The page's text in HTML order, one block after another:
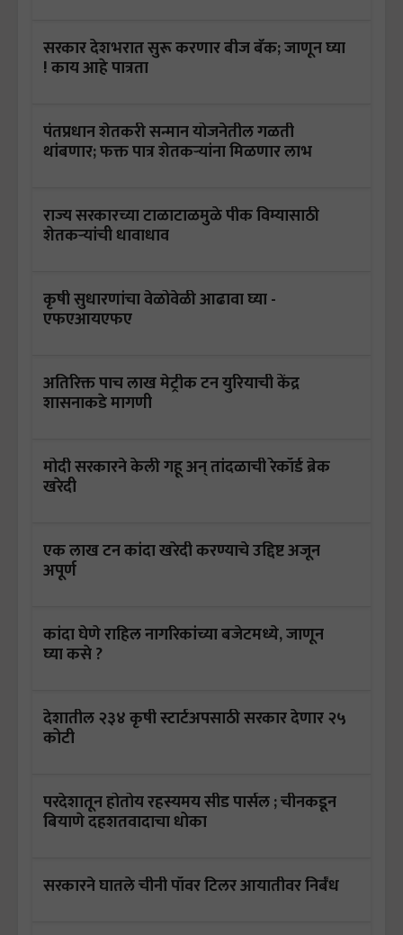
सरकार देशभरात सुरू करणार बीज बँक; जाणून घ्या
! काय आहे पात्रता
पंतप्रधान शेतकरी सन्मान योजनेतील गळती
थांबणार; फक्त पात्र शेतकऱ्यांना मिळणार लाभ
राज्य सरकारच्या टाळाटाळमुळे पीक विम्यासाठी
शेतकऱ्यांची धावाधाव
कृषी सुधारणांचा वेळोवेळी आढावा घ्या -
एफएआयएफए
अतिरिक्त पाच लाख मेट्रीक टन युरियाची केंद्र
शासनाकडे मागणी
मोदी सरकारने केली गहू अन् तांदळाची रेकॉर्ड ब्रेक
खरेदी
एक लाख टन कांदा खरेदी करण्याचे उद्दिष्ट अजून
अपूर्ण
कांदा घेणे राहिल नागरिकांच्या बजेटमध्ये, जाणून
घ्या कसे ?
देशातील २३४ कृषी स्टार्टअपसाठी सरकार देणार २५
कोटी
परदेशातून होतोय रहस्यमय सीड पार्सल ; चीनकडून
बियाणे दहशतवादाचा धोका
सरकारने घातले चीनी पॉवर टिलर आयातीवर निर्बंध